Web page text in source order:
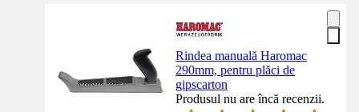
Rindea manuală Haromac
290mm, pentru plăci de
gipscarton
Produsul nu are încă recenzii.